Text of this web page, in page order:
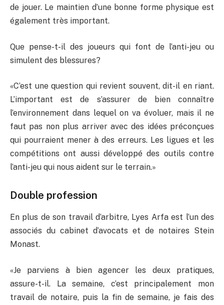
de jouer. Le maintien d’une bonne forme physique est
également très important.
Que pense-t-il des joueurs qui font de l’anti-jeu ou
simulent des blessures?
«C’est une question qui revient souvent, dit-il en riant.
L’important est de s’assurer de bien connaître
l’environnement dans lequel on va évoluer, mais il ne
faut pas non plus arriver avec des idées préconçues
qui pourraient mener à des erreurs. Les ligues et les
compétitions ont aussi développé des outils contre
l’anti-jeu qui nous aident sur le terrain.»
Double profession
En plus de son travail d’arbitre, Lyes Arfa est l’un des
associés du cabinet d’avocats et de notaires Stein
Monast.
«Je parviens à bien agencer les deux pratiques,
assure-t-il. La semaine, c’est principalement mon
travail de notaire, puis la fin de semaine, je fais des